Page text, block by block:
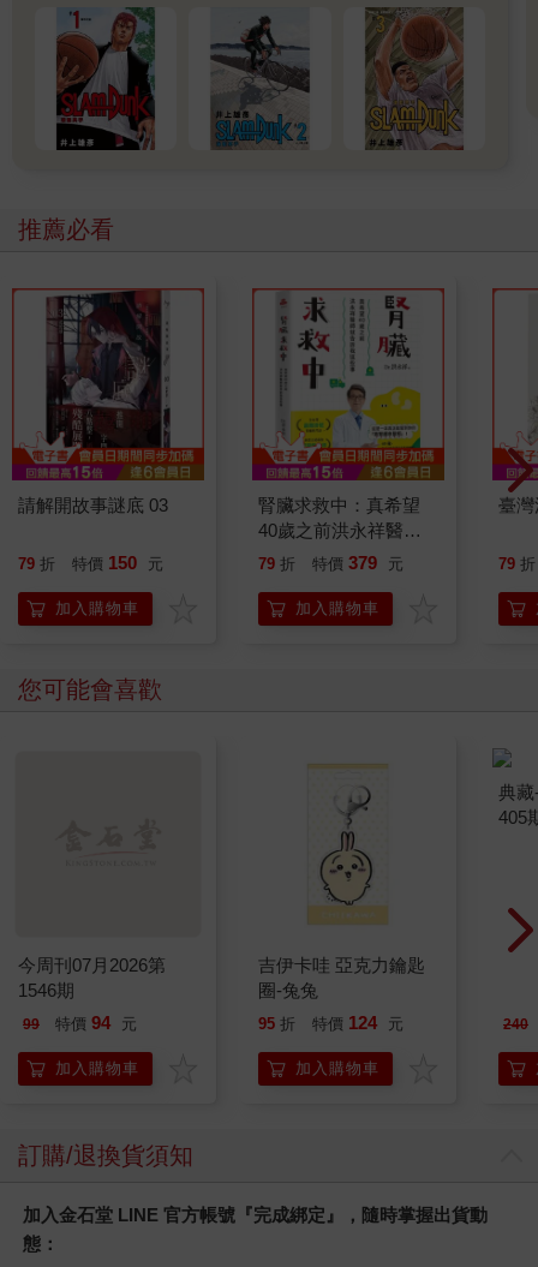
推薦必看
請解開故事謎底 03
79 折 特價 150 元
加入購物車
腎臟求救中：真希望
40歲之前洪永祥醫師
就告訴我這些事
79 折 特價 379 元
加入購物車
臺
79 折
您可能會喜歡
今周刊07月2026第
1546期
99 特價 94 元
加入購物車
吉伊卡哇 亞克力鑰匙
圈-兔兔
95 折 特價 124 元
加入購物車
240
訂購/退換貨須知
加入金石堂 LINE 官方帳號『完成綁定』，隨時掌握出貨動
態：